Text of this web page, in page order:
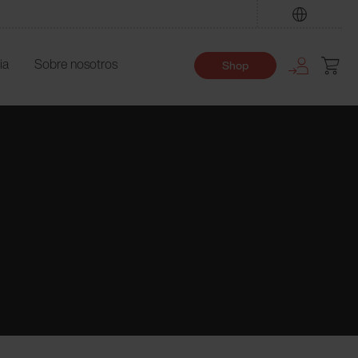
Sobre nosotros Shop